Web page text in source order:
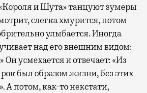
и Шута» танцуют зумеры
слегка хмурится, потом
улыбается. Иногда
над его внешним видом:
Он усмехается и отвечает: «Из
рок был образом жизни, без этих
А потом, как-то некстати,